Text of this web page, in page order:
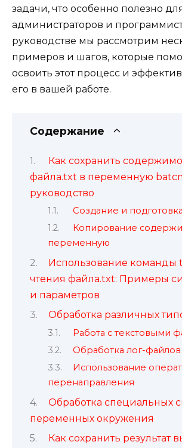
задачи, что особенно полезно
администраторов и
руководстве мы рассмотрим
примеров и шагов, которые
освоить этот процесс и
его в вашей работе.
Содержание
Как сохранить
файла.txt в переменную
руководство
Создание и
Копирование
переменную
Использование команды
чтения файла.txt: Примеры
и параметров
Обработка различных
Работа с текстовыми
Обработка лог-файлов
Использование
перенаправления
Обработка специальных
переменных окружения
Как сохранить результат